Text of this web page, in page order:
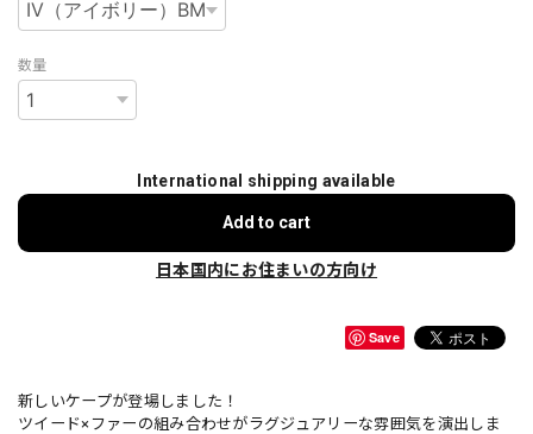
数量
International shipping available
Add to cart
日本国内にお住まいの方向け
Save
新しいケープが登場しました！
ツイード×ファーの組み合わせがラグジュアリーな雰囲気を演出しま